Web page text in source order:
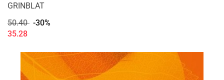
GRINBLAT
50.40 -30%
35.28